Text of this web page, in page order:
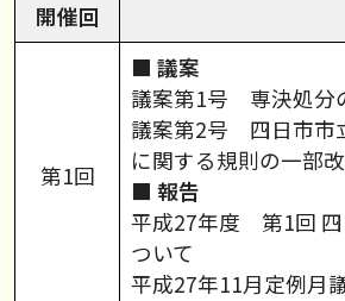
開催回
第1回
■ 議案
議案第1号 専決処分
議案第2号 四日市市
に関する規則の一部
■ 報告
平成27年度 第1回 四
ついて
平成27年11月定例月